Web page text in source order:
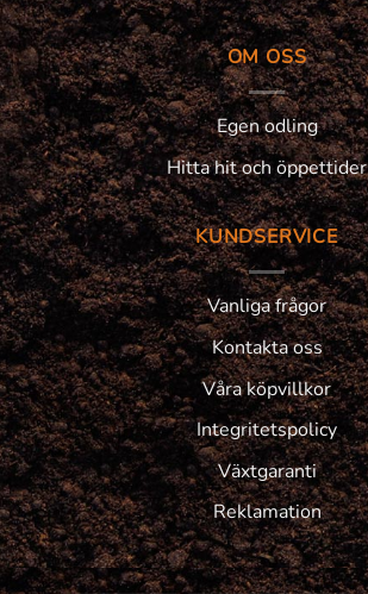
OM OSS
Egen odling
Hitta hit och öppettider
KUNDSERVICE
Vanliga frågor
Kontakta oss
Våra köpvillkor
Integritetspolicy
Växtgaranti
Reklamation